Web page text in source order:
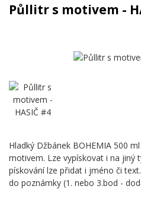
Půllitr s motivem -
Hladký Džbánek BOHEMIA 500
motivem. Lze vypískovat i na jiný
pískování lze přidat i jméno či
do poznámky (1. nebo 3.bod -